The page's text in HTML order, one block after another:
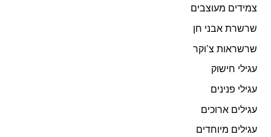
צמידים מעוצבים
שרשרת אבני חן
שרשראות צ’וקר
עגילי חישוק
עגילי פנינים
עגילים ארוכים
עגילים מיוחדים